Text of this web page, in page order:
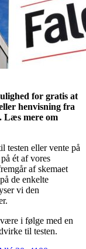
for gratis at
henvisning fra
Læs mere om
testen eller vente på
ét af vores
af skemaet
de enkelte
vi den
i følge med en
til testen.